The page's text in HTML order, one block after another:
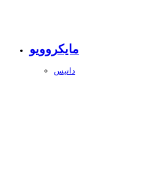
مایکروویو
داتیس